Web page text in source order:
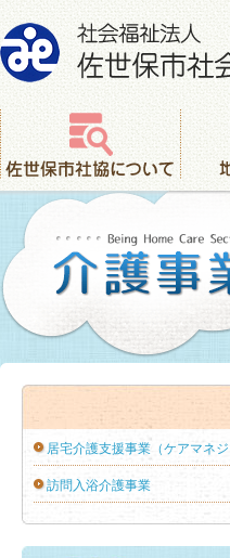
社会福祉法人 佐世保市社会福祉協議会
佐世保市社協について
地域福
居宅介護支援事業（ケアマネジ
訪問入浴介護事業